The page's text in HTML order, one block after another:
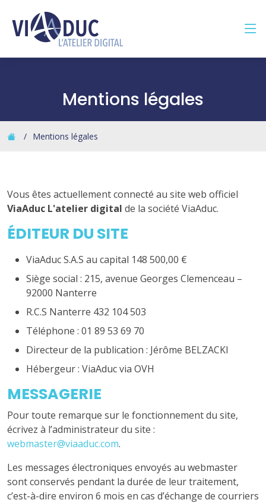
Mentions légales
Mentions légales
Vous êtes actuellement connecté au site web officiel
ViaAduc L'atelier digital de la société ViaAduc.
ÉDITEUR DU SITE
ViaAduc S.A.S au capital 148 500,00 €
Siège social : 215, avenue Georges Clemenceau –
92000 Nanterre
R.C.S Nanterre 432 104 503
Téléphone : 01 89 53 69 70
Directeur de la publication : Jérôme BELZACKI
Hébergeur : ViaAduc via OVH
MESSAGERIE
Pour toute remarque sur le fonctionnement du site,
écrivez à l’administrateur du site :
webmaster@viaaduc.com.
Les messages électroniques envoyés au webmaster
sont conservés pendant la durée de leur traitement,
c’est-à-dire environ 6 mois en cas d’échange de courriers